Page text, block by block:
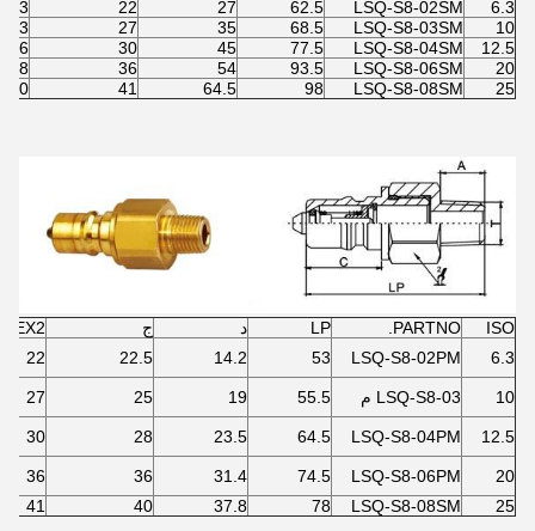
6.3
LSQ-S8-02SM
62.5
27
22
13
10
LSQ-S8-03SM
68.5
35
27
13
12.5
LSQ-S8-04SM
77.5
45
30
16
20
LSQ-S8-06SM
93.5
54
36
18
25
LSQ-S8-08SM
98
64.5
41
20
ISO
PARTNO.
LP د ج
HEX2
6.3
LSQ-S8-02PM
53
14.2
22.5
22
10 LSQ-S8-03 م 55.5
19
25
27
12.5
LSQ-S8-04PM
64.5
23.5
28
30
20
LSQ-S8-06PM
74.5
31.4
36
36
25
LSQ-S8-08SM
78
37.8
40
41